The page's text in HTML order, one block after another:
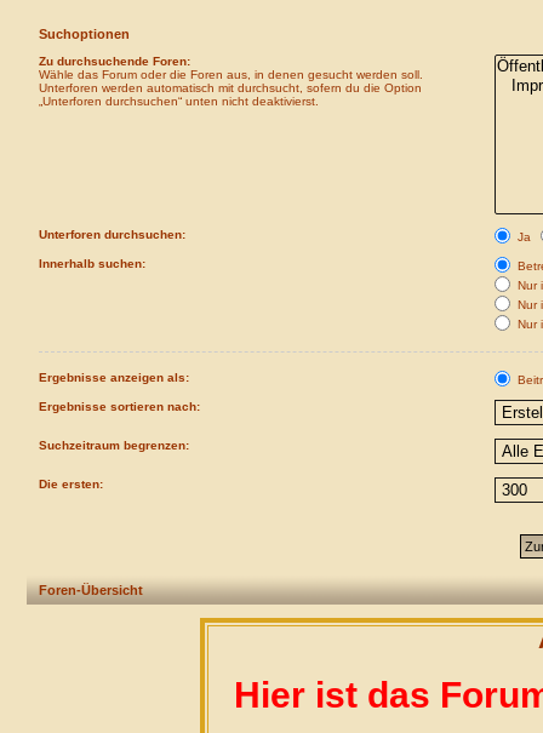
Suchoptionen
Zu durchsuchende Foren:
Wähle das Forum oder die Foren aus, in denen gesucht werden soll.
Unterforen werden automatisch mit durchsucht, sofern du die Option
„Unterforen durchsuchen“ unten nicht deaktivierst.
Unterforen durchsuchen:
Ja
Innerhalb suchen:
Nur
Nur
Nur
Ergebnisse anzeigen als:
Ergebnisse sortieren nach:
Suchzeitraum begrenzen:
Die ersten:
Foren-Übersicht
Hier ist das